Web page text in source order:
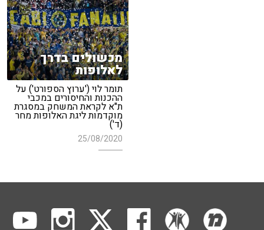
מכשולים בדרך
לאלופות
תומר לוי ('ערוץ הספורט') על
ההכנות והחיסורים במכבי
ת"א לקראת המשחק במסגרת
מוקדמות ליגת האלופות מחר
(ד')
25/08/2020